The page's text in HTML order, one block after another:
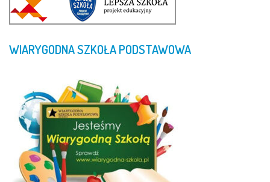
WIARYGODNASZKOŁAPODSTAWOWA